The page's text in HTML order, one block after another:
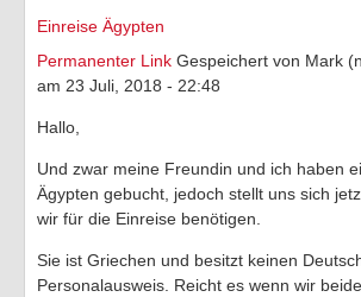
Einreise Ägypten
Permanenter Link Gespeichert von Mark
am 23 Juli, 2018 - 22:48
Hallo,
Und zwar meine Freundin und ich haben
Ägypten gebucht, jedoch stellt uns sich
wir für die Einreise benötigen.
Sie ist Griechen und besitzt keinen
Personalausweis. Reicht es wenn wir